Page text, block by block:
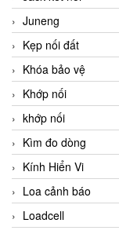
Juneng
Kẹp nối đất
Khóa bảo vệ
Khớp nối
khớp nối
Kìm đo dòng
Kính Hiển Vi
Loa cảnh báo
Loadcell